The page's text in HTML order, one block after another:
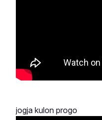
jogja kulon progo